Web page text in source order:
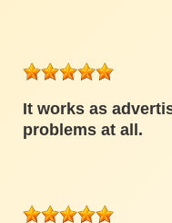
It works as
problems at all.